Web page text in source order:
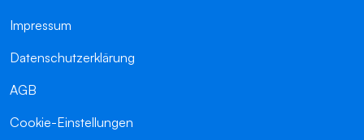
Impressum
Datenschutzerklärung
AGB
Cookie-Einstellungen